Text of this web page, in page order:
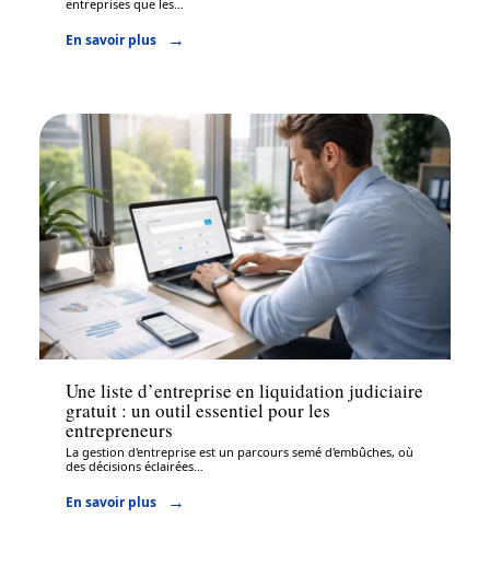
entreprises que les
En savoir plus
Entreprise
Une liste d’entreprise en liquidation judiciaire
gratuit : un outil essentiel pour les
entrepreneurs
La gestion d'entreprise est un parcours semé d'embûches, où
des décisions éclairées…
En savoir plus